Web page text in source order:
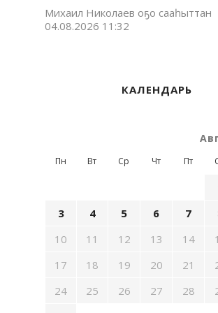
Михаил Николаев оҕо сааһыттан
04.08.2026 11:32
КАЛЕНДАРЬ
Пн Вт Ср Чт Пт
3
4 5 6 7
10
11 12 13 14
17
18 19 20 21
24
25 26 27 28